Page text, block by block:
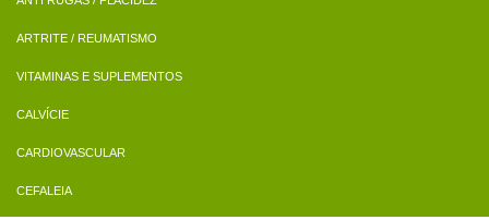
ARTRITE / REUMATISMO
VITAMINAS E SUPLEMENTOS
CALVÍCIE
CARDIOVASCULAR
CEFALEIA